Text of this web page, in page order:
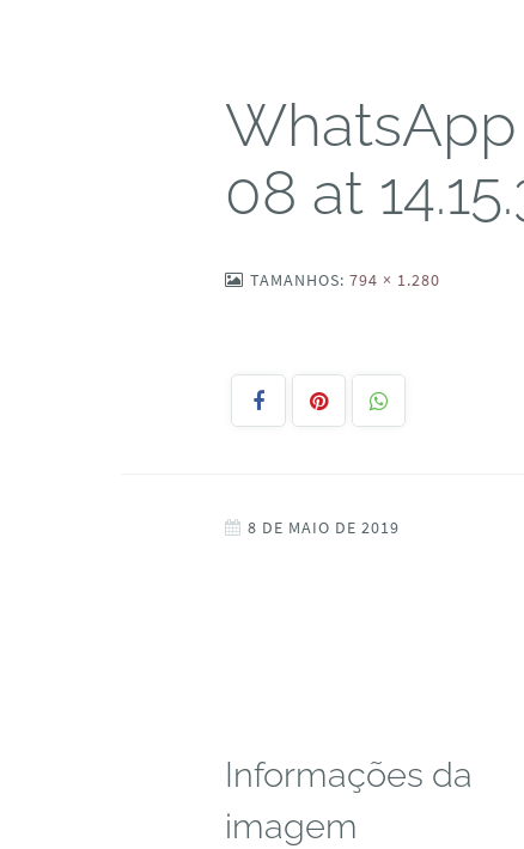
08 at
TAMANHOS:794 × 1.280
8 DE MAIO DE 2019
Informações da
imagem